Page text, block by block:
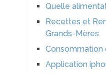
Quelle
Recettes et
Grands-Mères
Consommation
Application